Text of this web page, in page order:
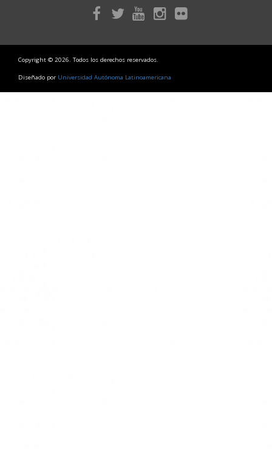
Copyright © 2026. Todos los derechos reservados.
Diseñado por Universidad Autónoma Latinoamericana